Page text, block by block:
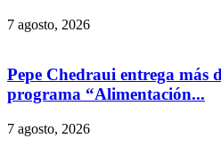
7 agosto, 2026
Pepe Chedraui entrega más
programa “Alimentación...
7 agosto, 2026